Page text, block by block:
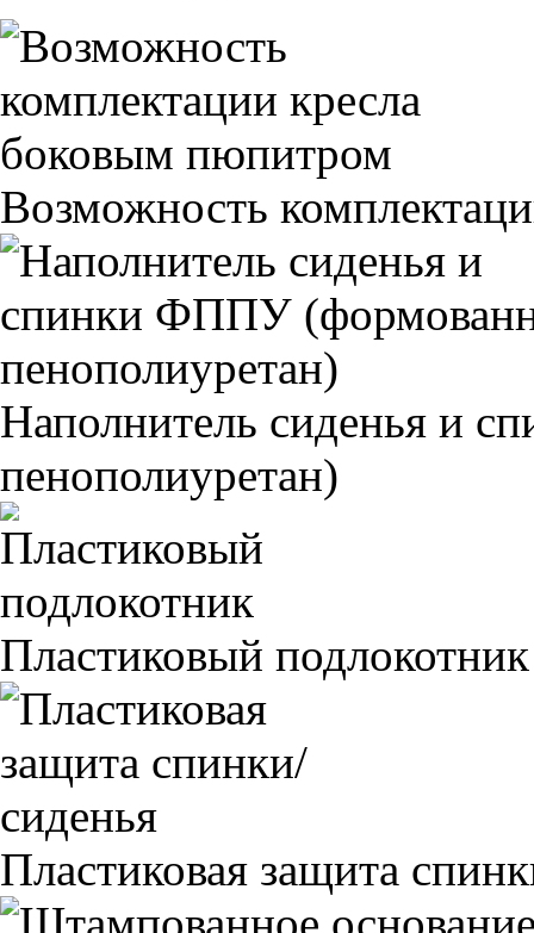
Возможность
Наполнитель сиденья и
пенополиуретан)
Пластиковый подлокотник
Пластиковая защита